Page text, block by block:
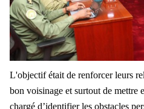
L'objectif était de renforcer leurs
bon voisinage et surtout de mettre
chargé d’identifier les obstacles